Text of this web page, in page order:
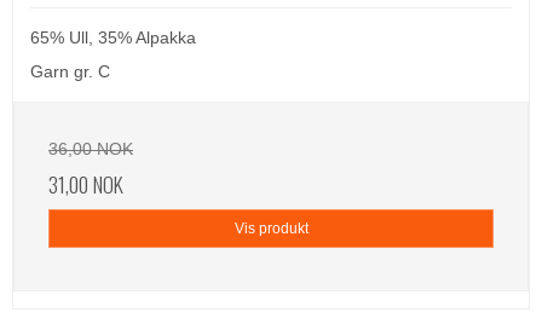
65% Ull, 35% Alpakka
Garn gr. C
36,00 NOK
31,00 NOK
Vis produkt